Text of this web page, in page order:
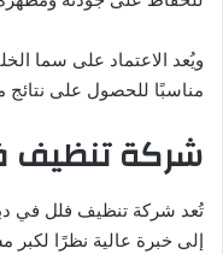
ويُعد الاعتماد على سما
مناسبًا للحصول على نتائج
شركة تنظيف
تُعد شركة تنظيف فلل في
إلى خبرة عالية نظرًا لكبر